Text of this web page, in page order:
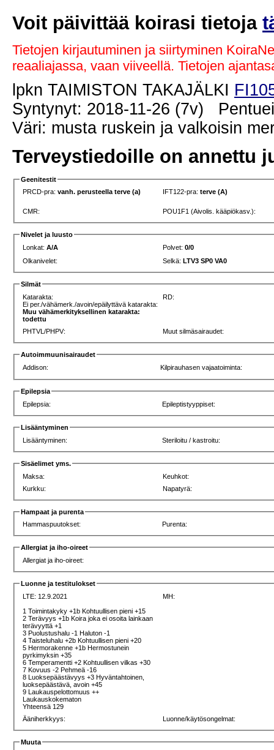
Voit päivittää koirasi tietoja
Tietojen kirjautuminen ja siirtyminen
reaaliajassa, vaan viiveellä. Tietojen
lpkn TAIMISTON TAKAJÄLKI
Syntynyt: 2018-11-26 (7v)
Väri: musta ruskein ja valkoisin
Terveystiedoille on annettu
Geenitestit
PRCD-pra:vanh. perusteella terve (a) IFT122-pra:terve (A)
CMR: POU1F1 (Aivolis. kääpiökasv.):
Nivelet ja luusto
Lonkat:A/A Polvet:0/0
Olkanivelet:
Selkä:LTV3 SP0 VA0
Silmät
Katarakta:
Ei per./vähämerk./avoin/epäilyttävä katarakta:
Muu vähämerkityksellinen katarakta:
todettu
RD:
PHTVL/PHPV: Muut silmäsairaudet:
Autoimmuunisairaudet
Addison:
Kilpirauhasen vajaatoiminta:
Epilepsia
Epilepsia:
Epileptistyyppiset:
Lisääntyminen
Lisääntyminen:
Steriloitu / kastroitu:
Sisäelimet yms.
Maksa:
Keuhkot:
Kurkku:
Napatyrä:
Hampaat ja purenta
Hammaspuutokset:
Purenta:
Allergiat ja iho-oireet
Allergiat ja iho-oireet:
Luonne ja testitulokset
LTE: 12.9.2021
1 Toimintakyky +1b Kohtuullisen pieni +15
2 Terävyys +1b Koira joka ei osoita lainkaan
terävyyttä +1
3 Puolustushalu -1 Haluton -1
4 Taisteluhalu +2b Kohtuullisen pieni +20
5 Hermorakenne +1b Hermostunein
pyrkimyksin +35
6 Temperamentti +2 Kohtuullisen vilkas +30
7 Kovuus -2 Pehmeä -16
8 Luoksepäästävyys +3 Hyväntahtoinen,
luoksepäästävä, avoin +45
9 Laukauspelottomuus ++
Laukauskokematon
Yhteensä 129
MH:
Ääniherkkyys: Luonne/käytösongelmat:
Muuta